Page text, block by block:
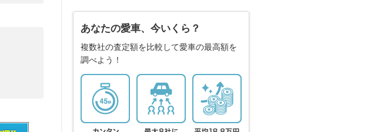
あなたの愛車、今いくら？
複数社の査定額を比較して愛車の最高額を
調べよう！